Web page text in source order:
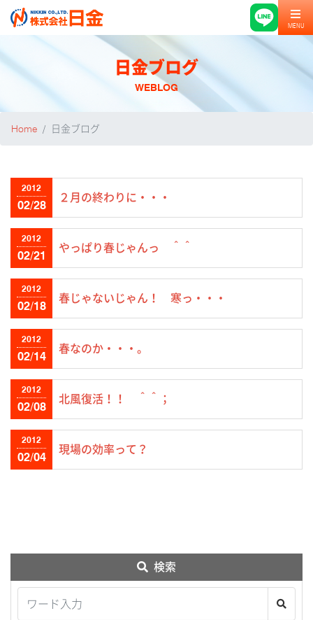
MENU
日金ブログ
WEBLOG
Home 日金ブログ
2012
02/28
２月の終わりに・・・
2012
02/21
やっぱり春じゃんっ ＾＾
2012
02/18
春じゃないじゃん！ 寒っ・・・
2012
02/14
春なのか・・・。
2012
02/08
北風復活！！ ＾＾；
2012
02/04
現場の効率って？
検索